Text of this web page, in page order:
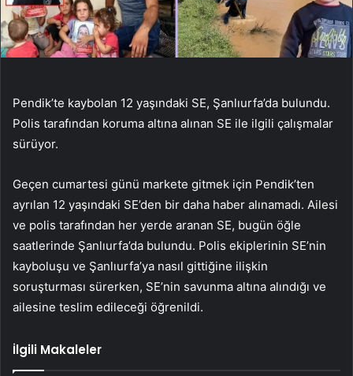
Pendik’te kaybolan 12 yaşındaki SE, Şanlıurfa’da bulundu.
Polis tarafından koruma altına alınan SE ile ilgili çalışmalar
sürüyor.
Geçen cumartesi günü markete gitmek için Pendik’ten
ayrılan 12 yaşındaki SE’den bir daha haber alınamadı. Ailesi
ve polis tarafından her yerde aranan SE, bugün öğle
saatlerinde Şanlıurfa’da bulundu. Polis ekiplerinin SE’nin
kayboluşu ve Şanlıurfa’ya nasıl gittiğine ilişkin
soruşturması sürerken, SE’nin savunma altına alındığı ve
ailesine teslim edileceği öğrenildi.
İlgili Makaleler